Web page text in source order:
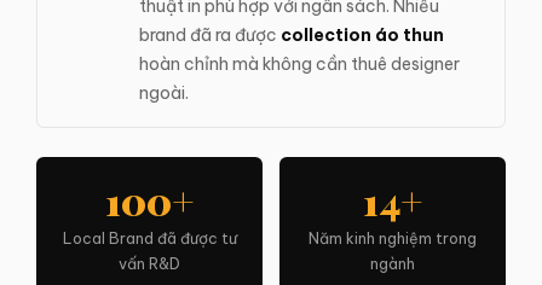
thuật in phù hợp với ngân sách. Nhiều
brand đã ra được collection áo thun
hoàn chỉnh mà không cần thuê designer
ngoài.
100+
Local Brand đã được tư
vấn R&D
14+
Năm kinh nghiệm trong
ngành